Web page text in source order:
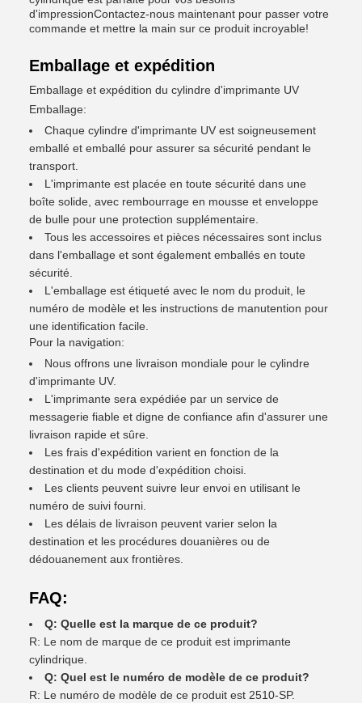
d'impressionContactez-nous maintenant pour passer votre
commande et mettre la main sur ce produit incroyable!
Emballage et expédition
Emballage et expédition du cylindre d'imprimante UV
Emballage:
Chaque cylindre d'imprimante UV est soigneusement
emballé et emballé pour assurer sa sécurité pendant le
transport.
L'imprimante est placée en toute sécurité dans une
boîte solide, avec rembourrage en mousse et enveloppe
de bulle pour une protection supplémentaire.
Tous les accessoires et pièces nécessaires sont inclus
dans l'emballage et sont également emballés en toute
sécurité.
L'emballage est étiqueté avec le nom du produit, le
numéro de modèle et les instructions de manutention pour
une identification facile.
Pour la navigation:
Nous offrons une livraison mondiale pour le cylindre
d'imprimante UV.
L'imprimante sera expédiée par un service de
messagerie fiable et digne de confiance afin d'assurer une
livraison rapide et sûre.
Les frais d'expédition varient en fonction de la
destination et du mode d'expédition choisi.
Les clients peuvent suivre leur envoi en utilisant le
numéro de suivi fourni.
Les délais de livraison peuvent varier selon la
destination et les procédures douanières ou de
dédouanement aux frontières.
FAQ:
Q: Quelle est la marque de ce produit?
R: Le nom de marque de ce produit est imprimante
cylindrique.
Q: Quel est le numéro de modèle de ce produit?
R: Le numéro de modèle de ce produit est 2510-SP.